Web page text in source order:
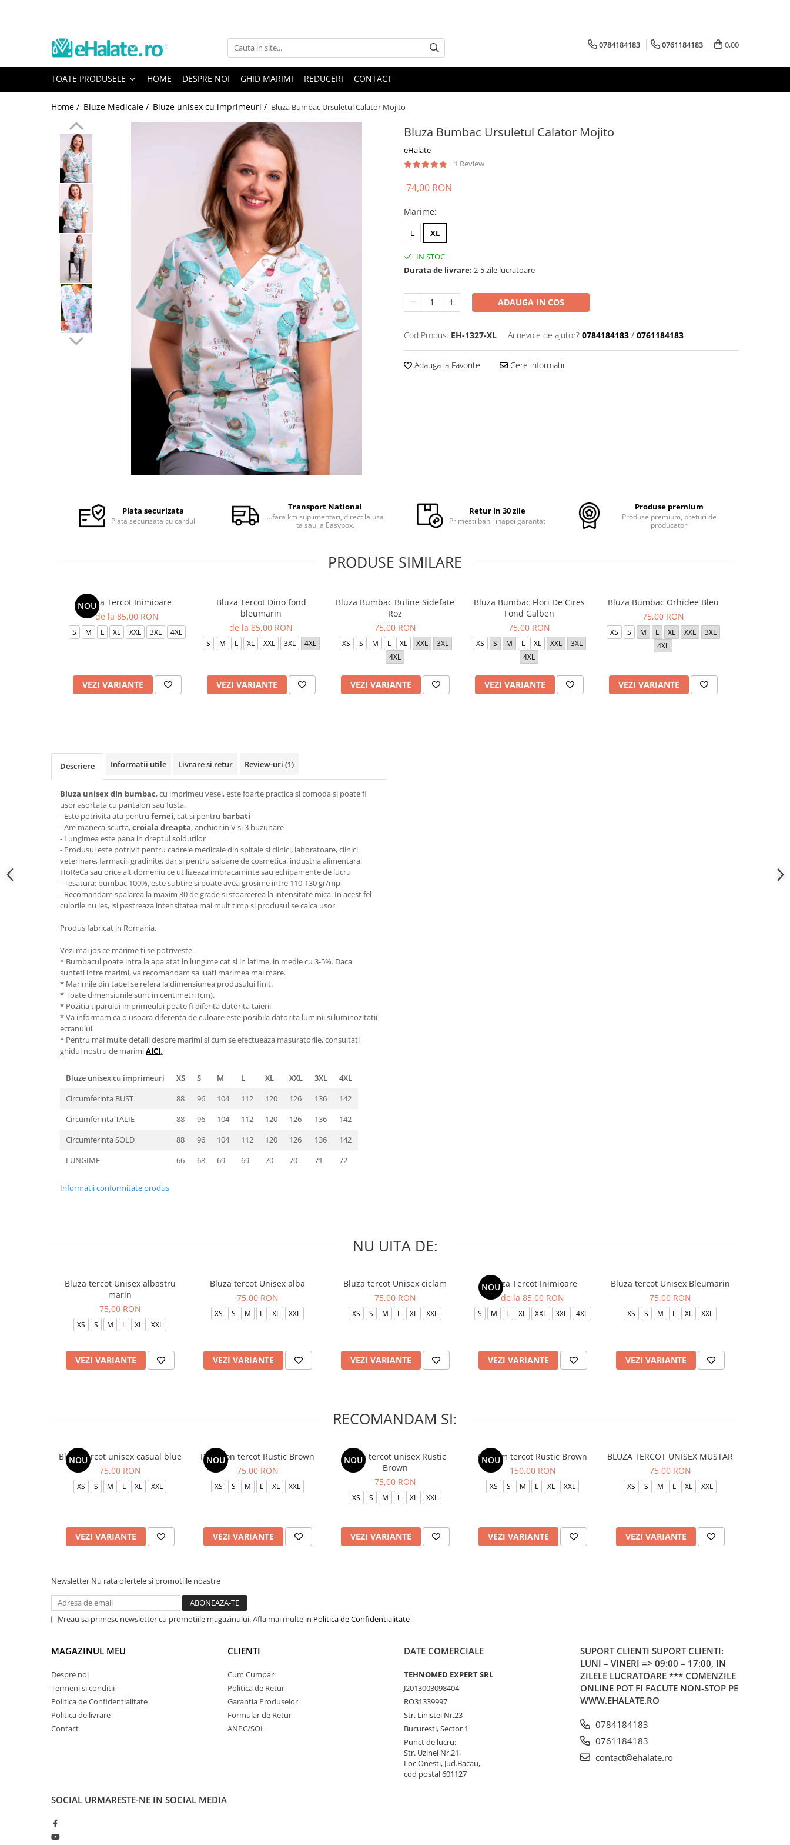
Toate Produsele
Bluze Unisex
Bluze Medicale
Bluze unisex cu imprimeuri
Bluze medicale uni
Halate medicale
Halate Bianca
Halate medicale femei
Halate medicale barbati
Halate medicale P2 cu fluturas
Halate medicale cu nasturi
Halate medicale cu fermoar
Halate medicale polar - unisex
Tricouri de lucru
Saboti medicali
0784184183 0761184183 0,00
TOATE PRODUSELE HOME DESPRE NOI GHID MARIMI REDUCERI CONTACT
Home / Bluze Medicale / Bluze unisex cu imprimeuri / Bluza Bumbac Ursuletul Calator Mojito
Bluza Bumbac Ursuletul Calator Mojito
eHalate
1 Review
Facebook
74,00 RON
Marime:
L XL
IN STOC
Durata de livrare: 2-5 zile lucratoare
ADAUGA IN COS
Cod Produs: EH-1327-XL Ai nevoie de ajutor? 0784184183 / 0761184183
Adauga la Favorite Cere informatii
Plata securizata
Plata securizata cu cardul
Transport National
...fara km suplimentari, direct la usa
ta sau la Easybox.
Retur in 30 zile
Primesti banii inapoi garantat
Produse premium
Produse premium, preturi de
producator
PRODUSE SIMILARE
NOU
Bluza Tercot Inimioare
de la 85,00 RON
S M L XL XXL 3XL 4XL
VEZI VARIANTE
Bluza Tercot Dino fond
bleumarin
de la 85,00 RON
S M L XL XXL 3XL 4XL
VEZI VARIANTE
Bluza Bumbac Buline Sidefate
Roz
75,00 RON
XS S M L XL XXL
3XL
4XL
VEZI VARIANTE
Bluza Bumbac Flori De Cires
Fond Galben
75,00 RON
XS S M L XL XXL
3XL
4XL
VEZI VARIANTE
Bluza Bumbac Orhidee Bleu
75,00 RON
XS S M L XL XXL
3XL
4XL
VEZI VARIANTE
Descriere Informatii utile Livrare si retur Review-uri (1)
Bluza unisex din bumbac, cu imprimeu vesel, este foarte practica si comoda si poate fi
usor asortata cu pantalon sau fusta.
- Este potrivita ata pentru femei, cat si pentru barbati
- Are maneca scurta,croiala dreapta, anchior in V si 3 buzunare
- Lungimea este pana in dreptul soldurilor
- Produsul este potrivit pentru cadrele medicale din spitale si clinici, laboratoare, clinici
veterinare, farmacii, gradinite, dar si pentru saloane de cosmetica, industria alimentara,
HoReCa sau orice alt domeniu ce utilizeaza imbracaminte sau echipamente de lucru
- Tesatura: bumbac 100%, este subtire si poate avea grosime intre 110-130 gr/mp
- Recomandam spalarea la maxim 30 de grade sistoarcerea la intensitate mica. In acest fel
culorile nu ies, isi pastreaza intensitatea mai mult timp si produsul se calca usor.
Produs fabricat in Romania.
Vezi mai jos ce marime ti se potriveste.
* Bumbacul poate intra la apa atat in lungime cat si in latime, in medie cu 3-5%. Daca
sunteti intre marimi, va recomandam sa luati marimea mai mare.
* Marimile din tabel se refera la dimensiunea produsului finit.
* Toate dimensiunile sunt in centimetri (cm).
* Pozitia tiparului imprimeului poate fi diferita datorita taierii
* Va informam ca o usoara diferenta de culoare este posibila datorita luminii si luminozitatii
ecranului
* Pentru mai multe detalii despre marimi si cum se efectueaza masuratorile, consultati
ghidul nostru de marimiAICI.
Bluze unisex cu imprimeuri XS S M L XL XXL 3XL
4XL
Circumferinta BUST
88 96 104 112 120 126 136
142
Circumferinta TALIE
88 96 104 112 120 126 136
142
Circumferinta SOLD
88 96 104 112 120 126 136
142
LUNGIME
66 68 69 69 70 70 71 72
Informatii conformitate produs
NU UITA DE:
Bluza tercot Unisex albastru
marin
75,00 RON
XS S M L XL XXL
VEZI VARIANTE
Bluza tercot Unisex alba
75,00 RON
XS S M L XL XXL
VEZI VARIANTE
Bluza tercot Unisex ciclam
75,00 RON
XS S M L XL XXL
VEZI VARIANTE
NOU
Bluza Tercot Inimioare
de la 85,00 RON
S M L XL XXL 3XL 4XL
VEZI VARIANTE
Bluza tercot Unisex Bleumarin
75,00 RON
XS S M L XL XXL
VEZI VARIANTE
RECOMANDAM SI:
NOU
Bluza tercot unisex casual blue
75,00 RON
XS S M L XL XXL
VEZI VARIANTE
NOU
Pantalon tercot Rustic Brown
75,00 RON
XS S M L XL XXL
VEZI VARIANTE
NOU
Bluza tercot unisex Rustic
Brown
75,00 RON
XS S M L XL XXL
VEZI VARIANTE
NOU
Costum tercot Rustic Brown
150,00 RON
XS S M L XL XXL
VEZI VARIANTE
BLUZA TERCOT UNISEX MUSTAR
75,00 RON
XS S M L XL XXL
VEZI VARIANTE
Newsletter Nu rata ofertele si promotiile noastre
Vreau sa primesc newsletter cu promotiile magazinului. Afla mai multe in Politica de Confidentialitate
MAGAZINUL MEU
Despre noi
Termeni si conditii
Politica de Confidentialitate
Politica de livrare
Contact
CLIENTI
Cum Cumpar
Politica de Retur
Garantia Produselor
Formular de Retur
ANPC/SOL
DATE COMERCIALE
TEHNOMED EXPERT SRL
J2013003098404
RO31339997
Str. Linistei Nr.23
Bucuresti, Sector 1
Punct de lucru:
Str. Uzinei Nr.21,
Loc.Onesti, Jud.Bacau,
cod postal 601127
SUPORT CLIENTI SUPORT CLIENTI:
LUNI – VINERI => 09:00 – 17:00, IN
ZILELE LUCRATOARE *** COMENZILE
ONLINE POT FI FACUTE NON-STOP PE
WWW.EHALATE.RO
0784184183
0761184183
contact@ehalate.ro
SOCIAL URMARESTE-NE IN SOCIAL MEDIA